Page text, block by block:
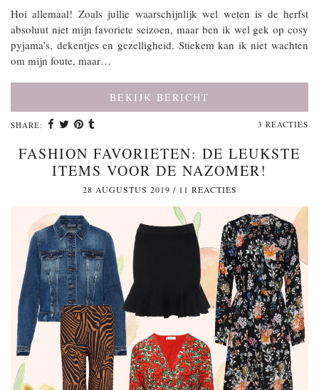
Hoi allemaal! Zoals jullie waarschijnlijk wel weten is de herfst
absoluut niet mijn favoriete seizoen, maar ben ik wel gek op cosy
pyjama’s, dekentjes en gezelligheid. Stiekem kan ik niet wachten
om mijn foute, maar…
BEKIJK BERICHT
SHARE: 3 REACTIES
FASHION FAVORIETEN: DE LEUKSTE
ITEMS VOOR DE NAZOMER!
28 AUGUSTUS 2019 / 11 REACTIES